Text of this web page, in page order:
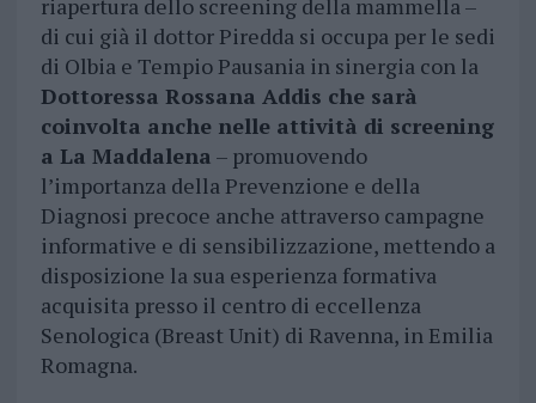
riapertura dello screening della mammella –
di cui già il dottor Piredda si occupa per le sedi
di Olbia e Tempio Pausania in sinergia con la
Dottoressa Rossana Addis che sarà
coinvolta anche nelle attività di screening
a La Maddalena – promuovendo
l’importanza della Prevenzione e della
Diagnosi precoce anche attraverso campagne
informative e di sensibilizzazione, mettendo a
disposizione la sua esperienza formativa
acquisita presso il centro di eccellenza
Senologica (Breast Unit) di Ravenna, in Emilia
Romagna.